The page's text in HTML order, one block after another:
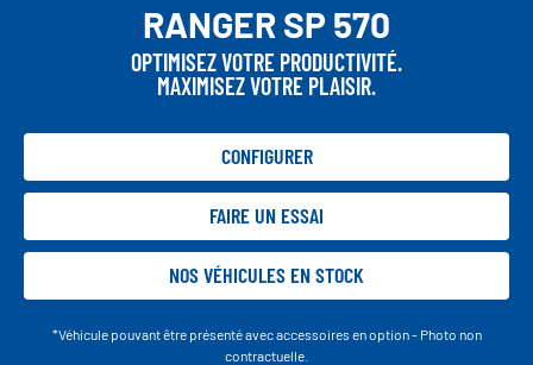
RANGER SP 570
OPTIMISEZ VOTRE PRODUCTIVITÉ.
MAXIMISEZ VOTRE PLAISIR.
CONFIGURER
FAIRE UN ESSAI
NOS VÉHICULES EN STOCK
*Véhicule pouvant être présenté avec accessoires en option - Photo non
contractuelle.